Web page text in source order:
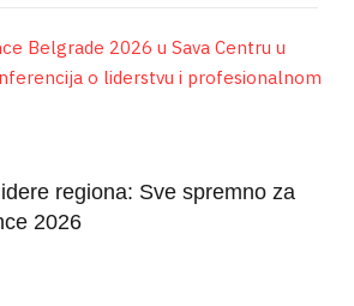
regiona: Sve spremno za
2026